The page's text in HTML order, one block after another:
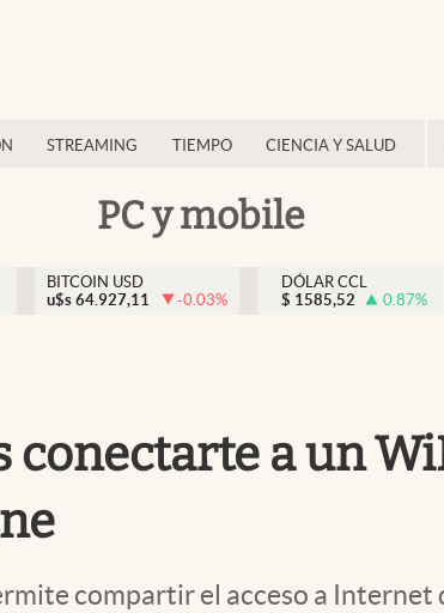
STREAMING TIEMPO CIENCIA Y SALUD
PC y mobile
BITCOIN USD
u$s 64.927,11 -0.03%
DÓLAR CCL
$ 1585,52 0.87%
conectarte a un
compartir el acceso a